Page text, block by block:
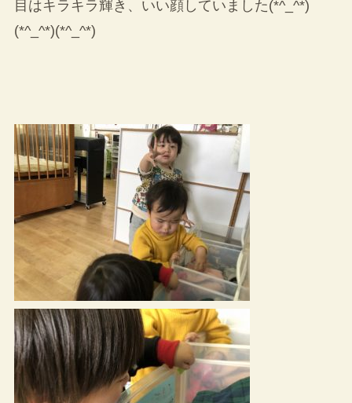
目はキラキラ輝き、いい顔していました(*^_^*)
(*^_^*)(*^_^*)